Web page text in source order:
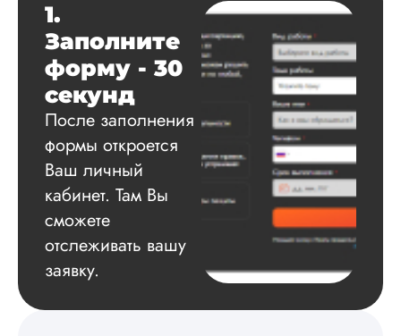
литературу,
оформил и провел
подробное
экспериментов,
которые сам же и
провел. Спасибо
содействие, буду и
дальше заказывать
работы здесь.
Вика
1.
Заполните
форму - 30
секунд
После заполнения
формы откроется
Ваш личный
кабинет. Там Вы
сможете
отслеживать вашу
заявку.